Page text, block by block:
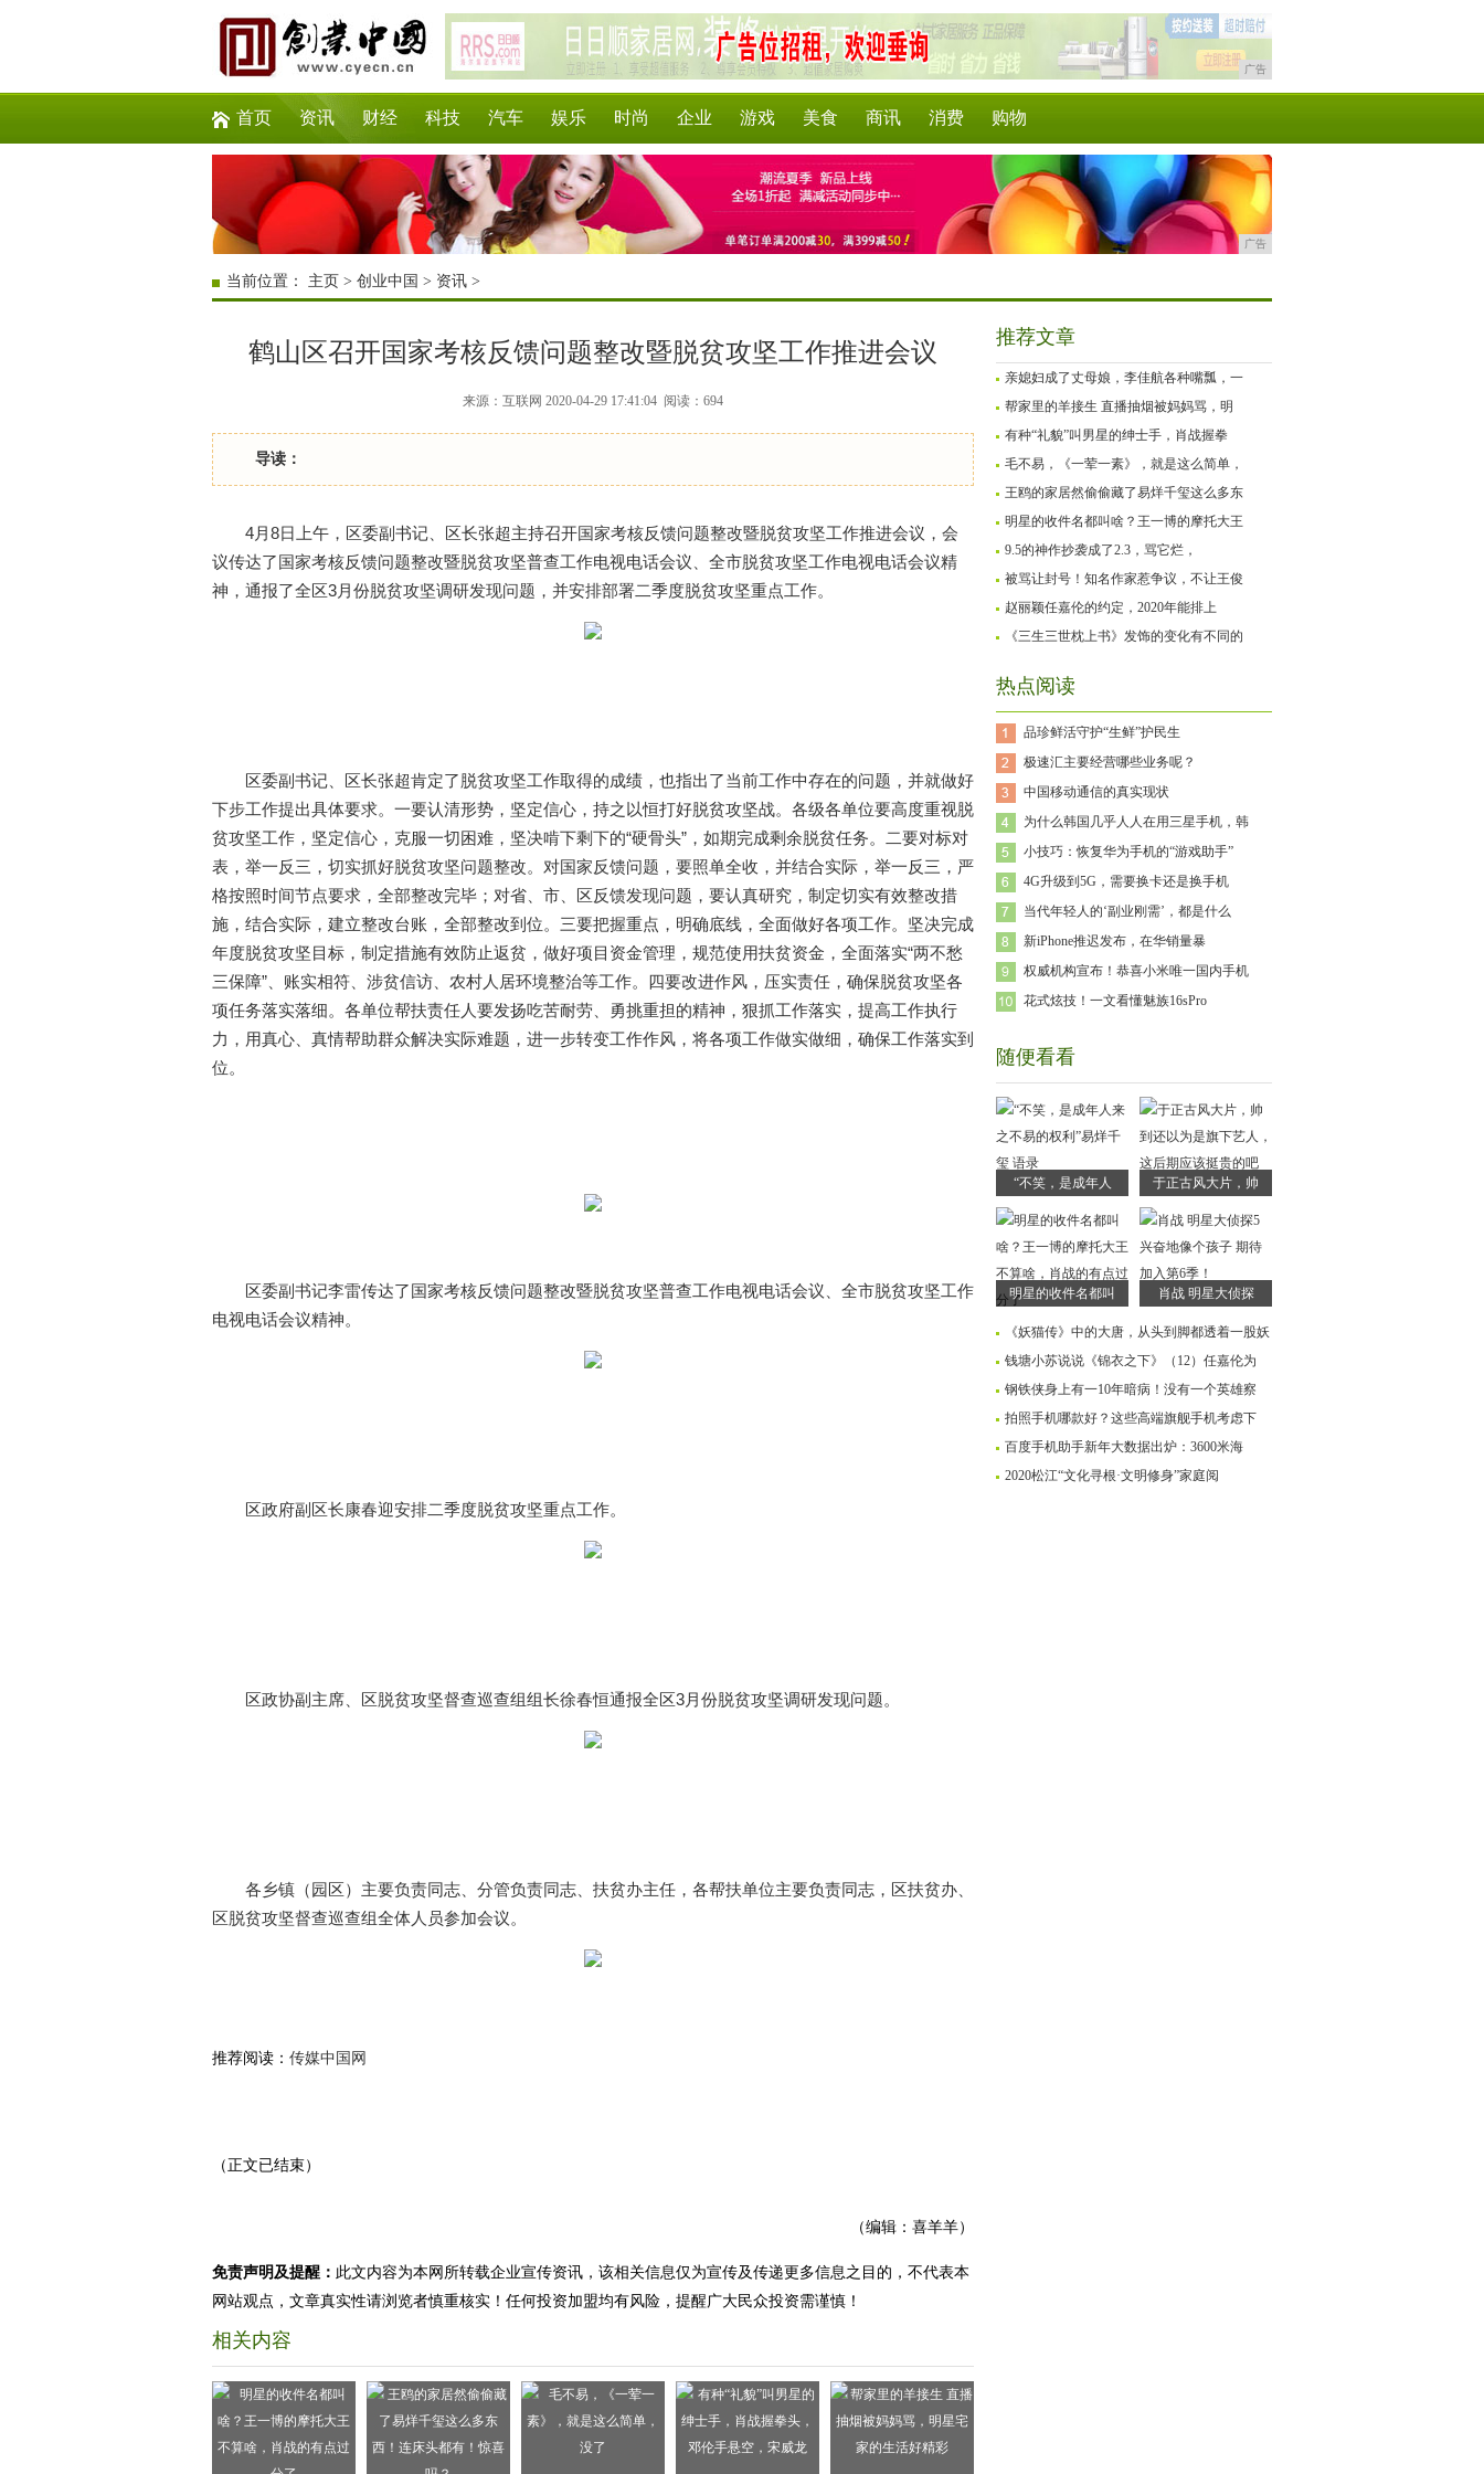
广告
首页 资讯 财经 科技 汽车 娱乐 时尚 企业 游戏 美食 商讯 消费 购物
广告
当前位置： 主页 > 创业中国 > 资讯 >
鹤山区召开国家考核反馈问题整改暨脱贫攻坚工作推进会议
来源：互联网 2020-04-29 17:41:04 阅读：694
导读：
4月8日上午，区委副书记、区长张超主持召开国家考核反馈问题整改暨脱贫攻坚工作推进会议，会
议传达了国家考核反馈问题整改暨脱贫攻坚普查工作电视电话会议、全市脱贫攻坚工作电视电话会议精
神，通报了全区3月份脱贫攻坚调研发现问题，并安排部署二季度脱贫攻坚重点工作。
区委副书记、区长张超肯定了脱贫攻坚工作取得的成绩，也指出了当前工作中存在的问题，并就做好
下步工作提出具体要求。一要认清形势，坚定信心，持之以恒打好脱贫攻坚战。各级各单位要高度重视脱
贫攻坚工作，坚定信心，克服一切困难，坚决啃下剩下的“硬骨头”，如期完成剩余脱贫任务。二要对标对
表，举一反三，切实抓好脱贫攻坚问题整改。对国家反馈问题，要照单全收，并结合实际，举一反三，严
格按照时间节点要求，全部整改完毕；对省、市、区反馈发现问题，要认真研究，制定切实有效整改措
施，结合实际，建立整改台账，全部整改到位。三要把握重点，明确底线，全面做好各项工作。坚决完成
年度脱贫攻坚目标，制定措施有效防止返贫，做好项目资金管理，规范使用扶贫资金，全面落实“两不愁
三保障”、账实相符、涉贫信访、农村人居环境整治等工作。四要改进作风，压实责任，确保脱贫攻坚各
项任务落实落细。各单位帮扶责任人要发扬吃苦耐劳、勇挑重担的精神，狠抓工作落实，提高工作执行
力，用真心、真情帮助群众解决实际难题，进一步转变工作作风，将各项工作做实做细，确保工作落实到
位。
区委副书记李雷传达了国家考核反馈问题整改暨脱贫攻坚普查工作电视电话会议、全市脱贫攻坚工作
电视电话会议精神。
区政府副区长康春迎安排二季度脱贫攻坚重点工作。
区政协副主席、区脱贫攻坚督查巡查组组长徐春恒通报全区3月份脱贫攻坚调研发现问题。
各乡镇（园区）主要负责同志、分管负责同志、扶贫办主任，各帮扶单位主要负责同志，区扶贫办、
区脱贫攻坚督查巡查组全体人员参加会议。
推荐阅读： 传媒中国网
（正文已结束）
（编辑：喜羊羊）
免责声明及提醒： 此文内容为本网所转载企业宣传资讯，该相关信息仅为宣传及传递更多信息之目的，不代表本
网站观点，文章真实性请浏览者慎重核实！任何投资加盟均有风险，提醒广大民众投资需谨慎！
相关内容
推荐文章
亲媳妇成了丈母娘，李佳航各种嘴瓢，一
帮家里的羊接生 直播抽烟被妈妈骂，明
有种“礼貌”叫男星的绅士手，肖战握拳
毛不易，《一荤一素》，就是这么简单，
王鸥的家居然偷偷藏了易烊千玺这么多东
明星的收件名都叫啥？王一博的摩托大王
9.5的神作抄袭成了2.3，骂它烂，
被骂让封号！知名作家惹争议，不让王俊
赵丽颖任嘉伦的约定，2020年能排上
《三生三世枕上书》发饰的变化有不同的
热点阅读
品珍鲜活守护“生鲜”护民生
极速汇主要经营哪些业务呢？
中国移动通信的真实现状
为什么韩国几乎人人在用三星手机，韩
小技巧：恢复华为手机的“游戏助手”
4G升级到5G，需要换卡还是换手机
当代年轻人的‘副业刚需’，都是什么
新iPhone推迟发布，在华销量暴
权威机构宣布！恭喜小米唯一国内手机
花式炫技！一文看懂魅族16sPro
随便看看
“不笑，是成年人 于正古风大片，帅
明星的收件名都叫 肖战 明星大侦探
《妖猫传》中的大唐，从头到脚都透着一股妖
钱塘小苏说说《锦衣之下》（12）任嘉伦为
钢铁侠身上有一10年暗病！没有一个英雄察
拍照手机哪款好？这些高端旗舰手机考虑下
百度手机助手新年大数据出炉：3600米海
2020松江“文化寻根·文明修身”家庭阅